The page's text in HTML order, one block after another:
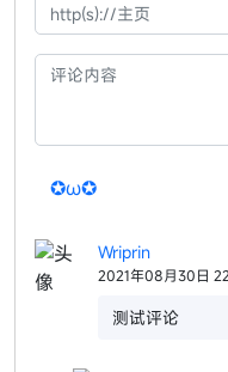
✪ω✪
Wriprin
2021年08月30日
测试评论